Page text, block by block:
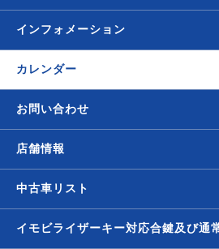
インフォメーション
カレンダー
お問い合わせ
店舗情報
中古車リスト
イモビライザーキー対応合鍵及び通